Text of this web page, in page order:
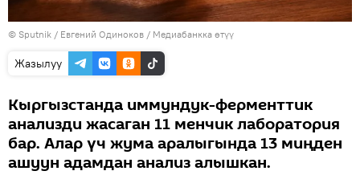
© Sputnik / Евгений Одиноков / Медиабанкка өтүү
Жазылуу
Кыргызстанда иммундук-ферменттик
анализди жасаган 11 менчик лаборатория
бар. Алар үч жума аралыгында 13 миңден
ашуун адамдан анализ алышкан.